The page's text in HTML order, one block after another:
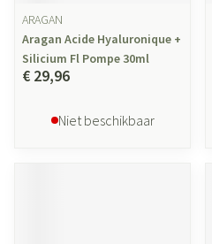
ARAGAN
Aragan Acide Hyaluronique +
Silicium Fl Pompe 30ml
€ 29,96
Niet beschikbaar